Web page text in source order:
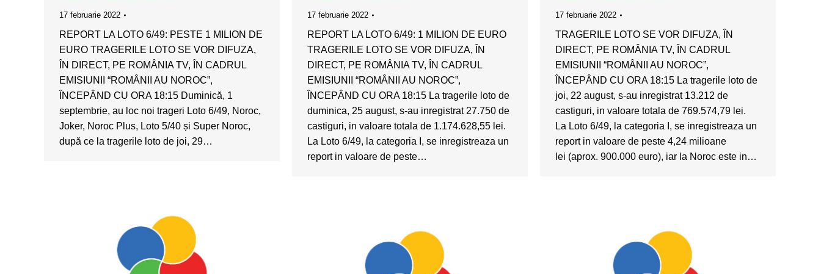
17 februarie 2022
REPORT LA LOTO 6/49: PESTE 1 MILION DE
EURO TRAGERILE LOTO SE VOR DIFUZA,
ÎN DIRECT, PE ROMÂNIA TV, ÎN CADRUL
EMISIUNII “ROMÂNII AU NOROC”,
ÎNCEPÂND CU ORA 18:15 Duminică, 1
septembrie, au loc noi trageri Loto 6/49, Noroc,
Joker, Noroc Plus, Loto 5/40 și Super Noroc,
după ce la tragerile loto de joi, 29…
17 februarie 2022
REPORT LA LOTO 6/49: 1 MILION DE EURO
TRAGERILE LOTO SE VOR DIFUZA, ÎN
DIRECT, PE ROMÂNIA TV, ÎN CADRUL
EMISIUNII “ROMÂNII AU NOROC”,
ÎNCEPÂND CU ORA 18:15 La tragerile loto de
duminica, 25 august, s-au inregistrat 27.750 de
castiguri, in valoare totala de 1.174.628,55 lei.
La Loto 6/49, la categoria I, se inregistreaza un
report in valoare de peste…
17 februarie 2022
TRAGERILE LOTO SE VOR DIFUZA, ÎN
DIRECT, PE ROMÂNIA TV, ÎN CADRUL
EMISIUNII “ROMÂNII AU NOROC”,
ÎNCEPÂND CU ORA 18:15 La tragerile loto de
joi, 22 august, s-au inregistrat 13.212 de
castiguri, in valoare totala de 769.574,79 lei.
La Loto 6/49, la categoria I, se inregistreaza un
report in valoare de peste 4,24 milioane
lei (aprox. 900.000 euro), iar la Noroc este in…